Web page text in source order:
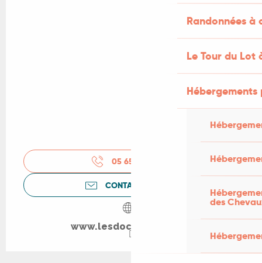
Randonnées
Le Tour du Lot
des
05 65 24 13
CONTACTEZ-NOUS
www.lesdocks-cahors.fr